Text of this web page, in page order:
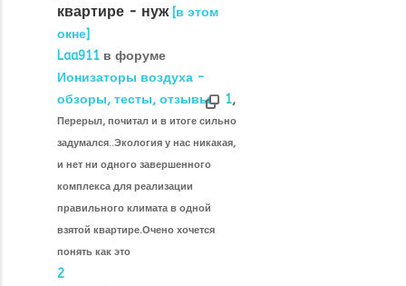
квартире - нуж [в этом
окне]
Laa911 в форуме
Ионизаторы воздуха -
обзоры, тесты, отзывы
Перерыл, почитал и в итоге сильно
задумался..Экология у нас никакая,
и нет ни одного завершенного
комплекса для реализации
правильного климата в одной
взятой квартире.Очено хочется
понять как это
1,
2